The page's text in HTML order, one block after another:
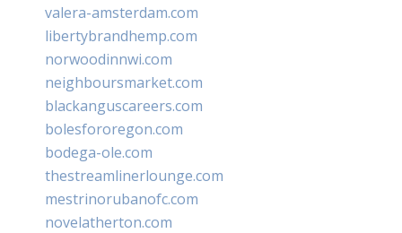
valera-amsterdam.com
libertybrandhemp.com
norwoodinnwi.com
neighboursmarket.com
blackanguscareers.com
bolesfororegon.com
bodega-ole.com
thestreamlinerlounge.com
mestrinorubanofc.com
novelatherton.com